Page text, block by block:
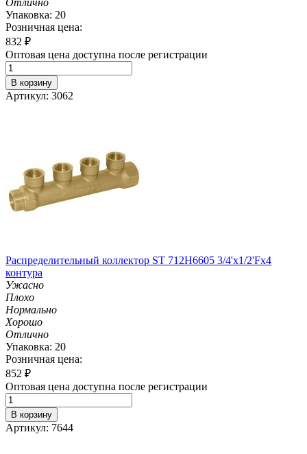
Упаковка: 20
Розничная цена:
832 ₽
Оптовая цена доступна после регистрации
В корзину
Артикул: 3062
Распределительный коллектор ST 712H6605 3/4'х1/2'Fх4
контура
Ужасно
Плохо
Нормально
Хорошо
Отлично
Упаковка: 20
Розничная цена:
852 ₽
Оптовая цена доступна после регистрации
В корзину
Артикул: 7644